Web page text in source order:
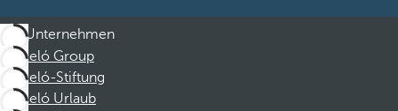
Unternehmen
Barceló Group
Barceló-Stiftung
Barceló Urlaub